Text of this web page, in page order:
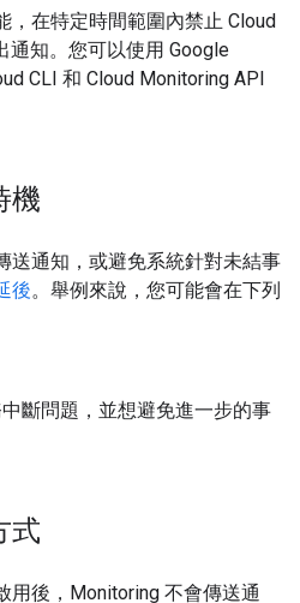
，在特定時間範圍內禁止 Cloud
通知。您可以使用 Google
CLI 和 Cloud Monitoring API
機
送通知，或避免系統針對未結事
後。舉例來說，您可能會在下列
斷問題，並想避免進一步的事
式
用後，Monitoring 不會傳送通